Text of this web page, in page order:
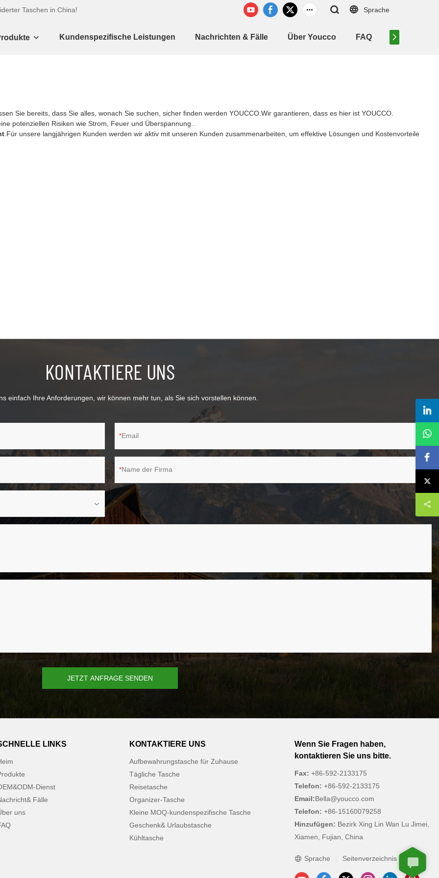
Taschen in China! Sprache
Kundenspezifische Leistungen Nachrichten & Fälle Über Youcco FAQ Kontaktiere
Sie bereits, dass Sie alles, wonach Sie suchen, sicher finden werden YOUCCO.Wir garantieren, dass es hier ist YOUCCO.
potenziellen Risiken wie Strom, Feuer und Überspannung..
.Für unsere langjährigen Kunden werden wir aktiv mit unseren Kunden zusammenarbeiten, um effektive Lösungen und Kostenvorteile
KONTAKTIERE UNS
einfach Ihre Anforderungen, wir können mehr tun, als Sie sich vorstellen können.
Email
Name der Firma
JETZT ANFRAGE SENDEN
LINKS
Dienst
Fälle
uns
KONTAKTIERE UNS
Aufbewahrungstasche für Zuhause
Tägliche Tasche
Reisetasche
Organizer-Tasche
Kleine MOQ-kundenspezifische Tasche
Geschenk& Urlaubstasche
Kühltasche
Wenn Sie Fragen haben,
kontaktieren Sie uns bitte.
Fax:+86-592-2133175
Telefon:+86-592-2133175
Email:Bella@youcco.com
Telefon: +86-15160079258
Hinzufügen: Bezirk Xing Lin Wan Lu Jimei,
Xiamen, Fujian, China
Sprache Seitenverzeichnis